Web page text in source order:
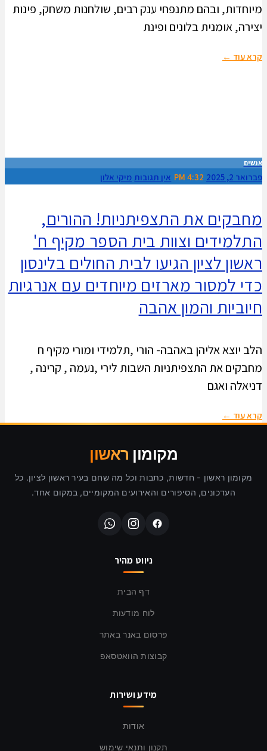
מיוחדות, ובהם מתנפחי ענק רבים, שולחנות משחק, פינות
יצירה, אומנית בלונים ופינת
קרא עוד ←
אנשים
פברואר 2, 2025 4:32 PM אין תגובות מיקי אלון
מחבקים את התצפיתניות! ההורים,
התלמידים וצוות בית הספר מקיף ח'
ראשון לציון הגיעו לבית החולים בלינסון
כדי למסור מארזים מיוחדים עם אנרגיות
חיוביות והמון אהבה
הלב יוצא אליהן באהבה- הורי ,תלמידי ומורי מקיף ח
מחבקים את התצפיתניות השבות לירי ,נעמה , קרינה ,
דניאלה ואגם
קרא עוד ←
מקומון ראשון
מקומון ראשון - חדשות, כתבות וכל מה שחם בעיר ראשון לציון. כל
העדכונים, הסיפורים והאירועים המקומיים, במקום אחד.
ניווט מהיר
דף הבית
לוח מודעות
פרסום באנר באתר
קבוצות הוואטסאפ
מידע ושירות
אודות
תקנון ותנאי שימוש